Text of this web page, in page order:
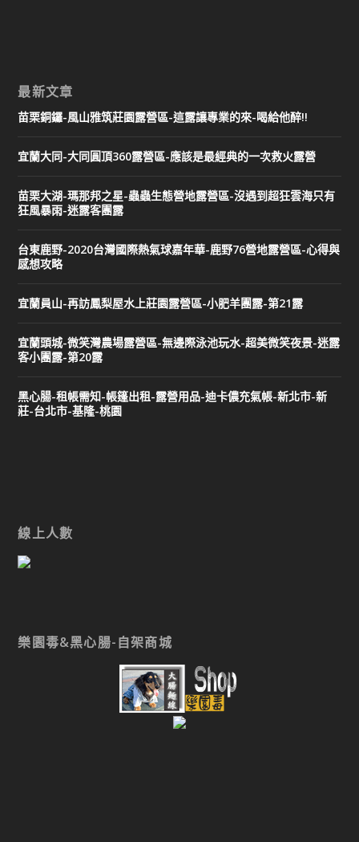
最新文章
苗栗銅鑼-風山雅筑莊園露營區-這露讓專業的來-喝給他醉!!
宜蘭大同-大同圓頂360露營區-應該是最經典的一次救火露營
苗栗大湖-瑪那邦之星-蟲蟲生態營地露營區-沒遇到超狂雲海只有
狂風暴雨-迷露客團露
台東鹿野-2020台灣國際熱氣球嘉年華-鹿野76營地露營區-心得與
感想攻略
宜蘭員山-再訪鳳梨屋水上莊園露營區-小肥羊團露-第21露
宜蘭頭城-微笑灣農場露營區-無邊際泳池玩水-超美微笑夜景-迷露
客小團露-第20露
黑心腸-租帳需知-帳篷出租-露營用品-迪卡儂充氣帳-新北市-新
莊-台北市-基隆-桃園
線上人數
樂園毒&黑心腸-自架商城